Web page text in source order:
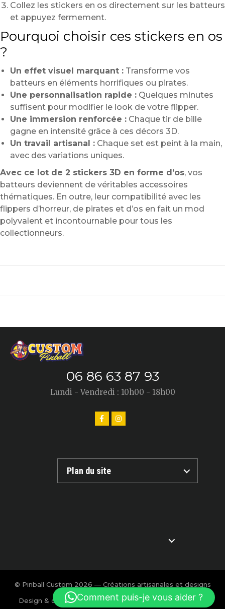
Collez les stickers en os directement sur les batteurs
et appuyez fermement.
Pourquoi choisir ces stickers en os
?
Un effet visuel marquant : Transforme vos
batteurs en éléments horrifiques ou pirates.
Une personnalisation rapide : Quelques minutes
suffisent pour modifier le look de votre flipper.
Une immersion renforcée : Chaque tir de bille
gagne en intensité grâce à ces décors 3D.
Un travail artisanal : Chaque set est peint à la main,
avec des variations uniques.
Avec ce lot de 2 stickers 3D en forme d’os, vos
batteurs deviennent de véritables accessoires
thématiques. En outre, leur compatibilité avec les
flippers d’horreur, de pirates et d’os en fait un mod
polyvalent et incontournable pour tous les
collectionneurs.
06 86 63 87 93
Lundi - Vendredi : 10h00 - 18h00
Plan du site
© Pinball Custom 2026 — Créations artisanales et designs
exclusifs pour flipper.
Design & création : Charlotte Calmon — Agence BOOM!
Comment puis-je vous aider ?